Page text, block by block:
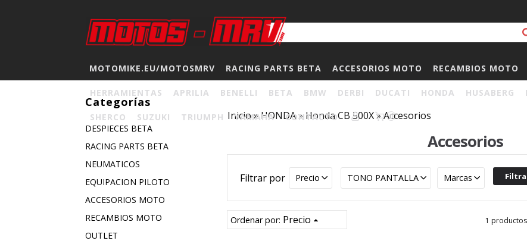
MOTOMIKE.EU/MOTOSMRV RACING PARTS BETA ACCESORIOS MOTO RECAMBIOS MOTO
HERRAMIENTAS APRILIA BENELLI BETA BMW DERBI DUCATI HONDA HUSABERG
SHERCO SUZUKI TRIUMPH YAMAHA CONTACTO 0
Categorías
DESPIECES BETA
RACING PARTS BETA
NEUMATICOS
EQUIPACION PILOTO
ACCESORIOS MOTO
RECAMBIOS MOTO
OUTLET
Inicio»HONDA»Honda CB 500X»Accesorios
Accesorios
Filtrar por Precio TONO PANTALLA Marcas
Ordenar por: Precio 1 productos